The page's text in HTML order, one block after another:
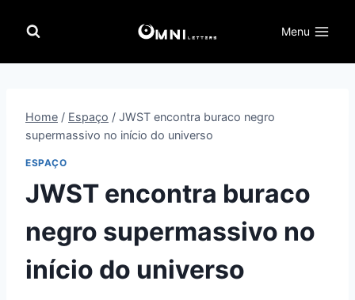
para
Menu
Home / Espaço / JWST encontra buraco negro
supermassivo no início do universo
ESPAÇO
JWST encontra buraco
negro supermassivo no
início do universo